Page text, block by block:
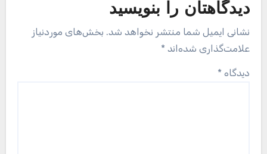
دیدگاهتان را بنویسید
نشانی ایمیل شما منتشر نخواهد شد. بخش‌های موردنیاز
علامت‌گذاری شده‌اند *
دیدگاه *